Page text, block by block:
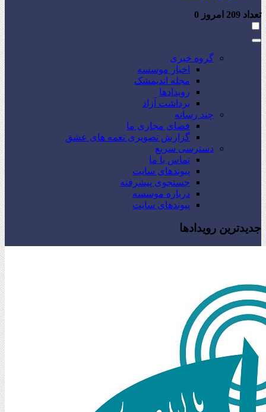
تعداد امروز 0
گروه خبری
اخبار موسسه
مجله اندیمشک
رویدادها
برداشت آزاد
چند رسانه
فضای مجازی ما
گزارش تصویری نغمه های عشق
دسترسی سریع
تماس با ما
پیوندهای سایت
جستجوی پیشرفته
درباره موسسه
پیوندهای سایت
جدیدترین رویدادها